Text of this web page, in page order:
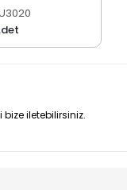
bize iletebilirsiniz.